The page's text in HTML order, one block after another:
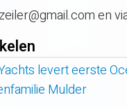
en
levert eerste
Mulder